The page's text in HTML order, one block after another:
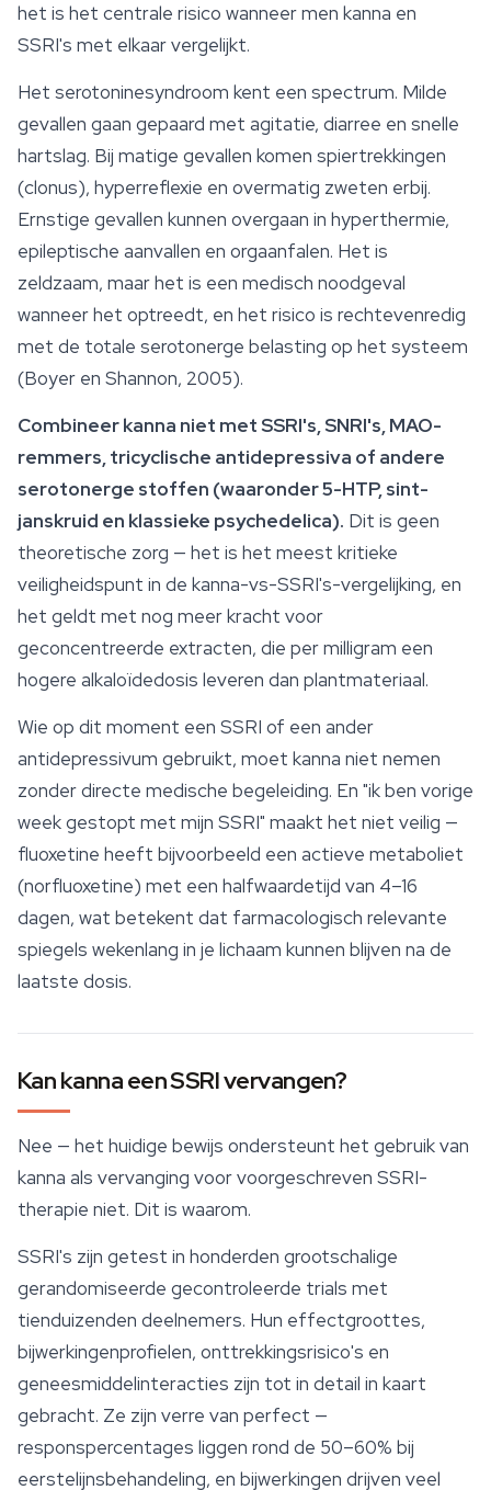
het is het centrale risico wanneer men kanna en
SSRI's met elkaar vergelijkt.
Het serotoninesyndroom kent een spectrum. Milde
gevallen gaan gepaard met agitatie, diarree en snelle
hartslag. Bij matige gevallen komen spiertrekkingen
(clonus), hyperreflexie en overmatig zweten erbij.
Ernstige gevallen kunnen overgaan in hyperthermie,
epileptische aanvallen en orgaanfalen. Het is
zeldzaam, maar het is een medisch noodgeval
wanneer het optreedt, en het risico is rechtevenredig
met de totale serotonerge belasting op het systeem
(Boyer en Shannon, 2005).
Combineer kanna niet met SSRI's, SNRI's, MAO-
remmers, tricyclische antidepressiva of andere
serotonerge stoffen (waaronder 5-HTP, sint-
janskruid en klassieke psychedelica). Dit is geen
theoretische zorg — het is het meest kritieke
veiligheidspunt in de kanna-vs-SSRI's-vergelijking, en
het geldt met nog meer kracht voor
geconcentreerde extracten, die per milligram een
hogere alkaloïdedosis leveren dan plantmateriaal.
Wie op dit moment een SSRI of een ander
antidepressivum gebruikt, moet kanna niet nemen
zonder directe medische begeleiding. En "ik ben vorige
week gestopt met mijn SSRI" maakt het niet veilig —
fluoxetine heeft bijvoorbeeld een actieve metaboliet
(norfluoxetine) met een halfwaardetijd van 4–16
dagen, wat betekent dat farmacologisch relevante
spiegels wekenlang in je lichaam kunnen blijven na de
laatste dosis.
Kan kanna een SSRI vervangen?
Nee — het huidige bewijs ondersteunt het gebruik van
kanna als vervanging voor voorgeschreven SSRI-
therapie niet. Dit is waarom.
SSRI's zijn getest in honderden grootschalige
gerandomiseerde gecontroleerde trials met
tienduizenden deelnemers. Hun effectgroottes,
bijwerkingenprofielen, onttrekkingsrisico's en
geneesmiddelinteracties zijn tot in detail in kaart
gebracht. Ze zijn verre van perfect —
responspercentages liggen rond de 50–60% bij
eerstelijnsbehandeling, en bijwerkingen drijven veel